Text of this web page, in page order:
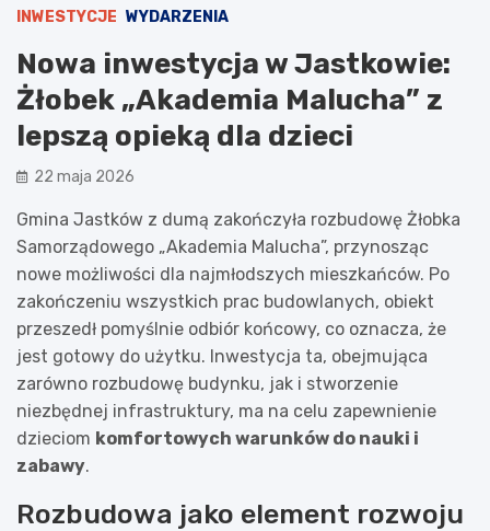
INWESTYCJE WYDARZENIA
Nowa inwestycja w Jastkowie:
Żłobek „Akademia Malucha” z
lepszą opieką dla dzieci
22 maja 2026
Gmina Jastków z dumą zakończyła rozbudowę Żłobka
Samorządowego „Akademia Malucha”, przynosząc
nowe możliwości dla najmłodszych mieszkańców. Po
zakończeniu wszystkich prac budowlanych, obiekt
przeszedł pomyślnie odbiór końcowy, co oznacza, że
jest gotowy do użytku. Inwestycja ta, obejmująca
zarówno rozbudowę budynku, jak i stworzenie
niezbędnej infrastruktury, ma na celu zapewnienie
dzieciom komfortowych warunków do nauki i
zabawy.
Rozbudowa jako element rozwoju